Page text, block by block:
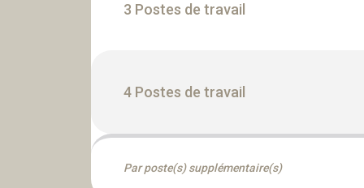
3 Postes de travail
4 Postes de travail
Par poste(s) supplémentaire(s)